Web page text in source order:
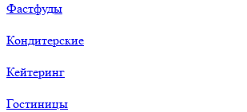
Фастфуды
Кондитерские
Кейтеринг
Гостиницы